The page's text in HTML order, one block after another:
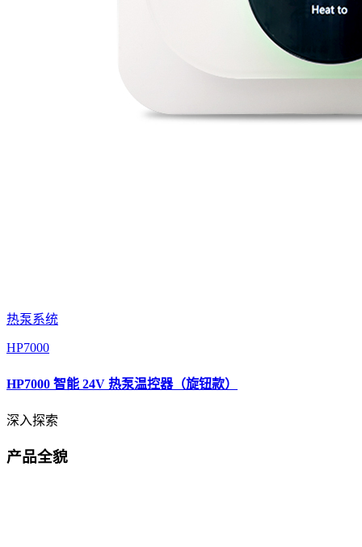
热泵系统
HP7000
HP7000 智能 24V 热泵温控器（旋钮款）
深入探索
产品全貌